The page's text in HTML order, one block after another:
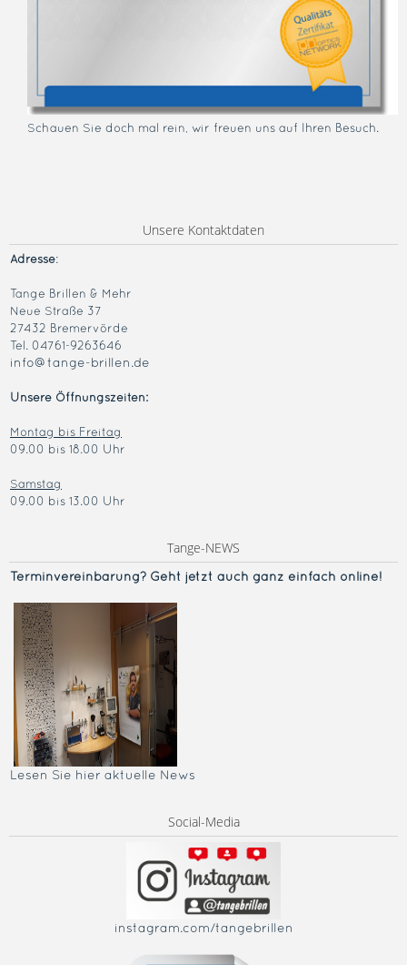
Schauen Sie doch mal rein, wir freuen uns auf Ihren Besuch.
Unsere Kontaktdaten
Adresse:
Tange Brillen & Mehr
Neue Straße 37
27432 Bremervörde
Tel. 04761-9263646
info@tange-brillen.de
Unsere Öffnungszeiten:
Montag bis Freitag
09.00 bis 18.00 Uhr
Samstag
09.00 bis 13.00 Uhr
Tange-NEWS
Terminvereinbarung? Geht jetzt auch ganz einfach online!
Lesen Sie hier aktuelle News
Social-Media
instagram.com/tangebrillen